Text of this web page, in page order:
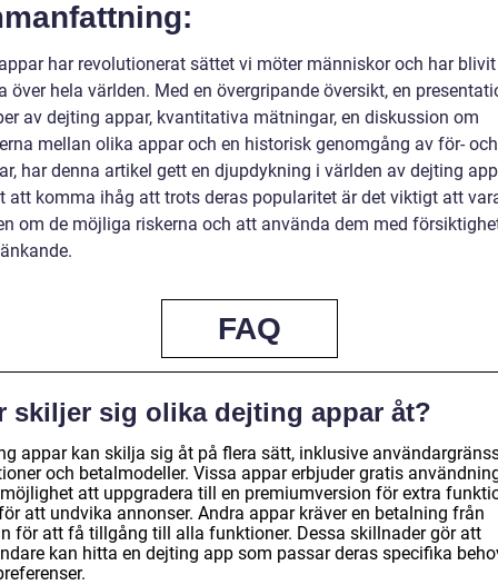
har revolutionerat sättet vi möter människor och har
över hela världen. Med en övergripande översikt, en
av dejting appar, kvantitativa mätningar, en diskussion om
mellan olika appar och en historisk genomgång av för- och
har denna artikel gett en djupdykning i världen av dejting
att komma ihåg att trots deras popularitet är det viktigt att
om de möjliga riskerna och att använda dem med
FAQ
skiljer sig olika dejting appar åt?
appar kan skilja sig åt på flera sätt, inklusive
och betalmodeller. Vissa appar erbjuder gratis
att uppgradera till en premiumversion för extra
att undvika annonser. Andra appar kräver en betalning från
för att få tillgång till alla funktioner. Dessa skillnader gör att
kan hitta en dejting app som passar deras specifika